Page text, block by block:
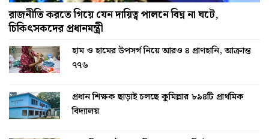
রাজনীতি করতে গিয়ে যেন দায়িত্ব পালনে বিঘ্ন না ঘটে,
চিকিৎসকদের প্রধানমন্ত্রী
হাম ও হামের উপসর্গ নিয়ে আরও ৪ প্রাণহানি, আক্রান্ত
৭৭৬
প্রধান শিক্ষক ছাড়াই চলছে কুমিল্লার ৮৯৪টি প্রাথমিক
বিদ্যালয়